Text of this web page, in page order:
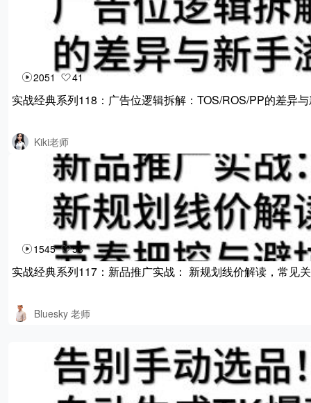
2051 41
实战经典系列118：广告位逻辑拆解：TOS/ROS/PP的差异
Kiki老师
1545 53
实战经典系列117：新品推广实战： 新规划线价解读，常见
Bluesky 老师